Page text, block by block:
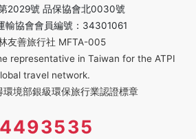
2029號 品保協會北0030號
輸協會會員編號：34301061
友善旅行社 MFTA-005
representative in Taiwan for the ATPI
travel network.
環境部銀級環保旅行業認證標章
4493535